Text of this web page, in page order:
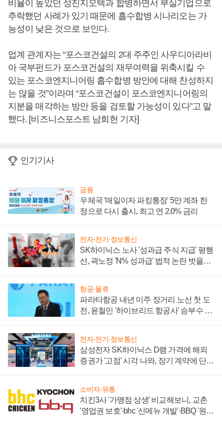
비율이 높았던 성진지오텍과 합병하면서 부실기업으로
추락했던 사례가 있기 때문에 흡수합병 시나리오는 가
능성이 낮은 것으로 보인다.
업계 관계자는 “포스코건설의 2대 주주인 사우디아라비
아 국부펀드가 포스코건설의 재무여력을 위축시킬 수
있는 포스코엔지니어링 흡수합병 방안에 대해 찬성하지
는 않을 것”이라며 “포스코건설이 포스코엔지니어링의
지분을 매각하는 방안 등을 검토할 가능성이 있다”고 말
했다. [비즈니스포스트 남희헌 기자]
인기기사
금융
우체국 '매일이자 파킹통장' 5만 계좌 한
정으로 다시 출시, 최고 연 2.0% 금리
전자·전기·정보통신
SK하이닉스 노사 '성과급 주식 지급' 평행
선, 곽노정 'N% 성과급' 법적 논란 벗을지
항공·물류
파라타항공 내년 미주 장거리 노선 첫 도
전, 윤철민 '하이브리드 항공사' 승부수 통
전자·전기·정보통신
삼성전자 SK하이닉스 D램 가격에 해외
증권가 '고점' 시각 나와, 장기 계약에 단점
소비자·유통
치킨3사 '가맹점 상생' 비교해보니, 교촌
'영업권 보호'·bhc '신메뉴 개발'·BBQ '원가